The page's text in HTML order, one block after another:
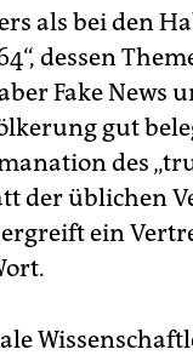
als bei den
dessen
Fake News
gut
des
der üblichen
ein